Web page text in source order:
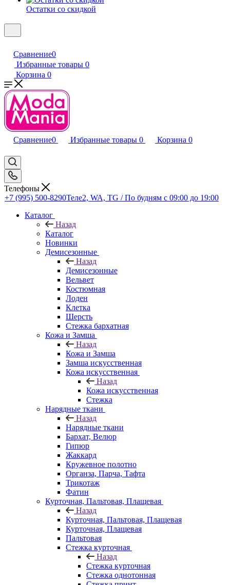
Остатки со скидкой
Сравнение0
Избранные товары 0
Корзина 0
Сравнение0 Избранные товары 0 Корзина 0
Телефоны
+7 (995) 500-8290Теле2, WA, TG / По будням c 09:00 до 19:00
Каталог
Назад
Каталог
Новинки
Демисезонные
Назад
Демисезонные
Вельвет
Костюмная
Лоден
Клетка
Шерсть
Стежка бархатная
Кожа и Замша
Назад
Кожа и Замша
Замша искусственная
Кожа искусственная
Назад
Кожа искусственная
Стежка
Нарядные ткани
Назад
Нарядные ткани
Бархат, Велюр
Гипюр
Жаккард
Кружевное полотно
Органза, Парча, Тафта
Трикотаж
Фатин
Курточная, Пальтовая, Плащевая
Назад
Курточная, Пальтовая, Плащевая
Курточная, Плащевая
Пальтовая
Стежка курточная
Назад
Стежка курточная
Стежка однотонная